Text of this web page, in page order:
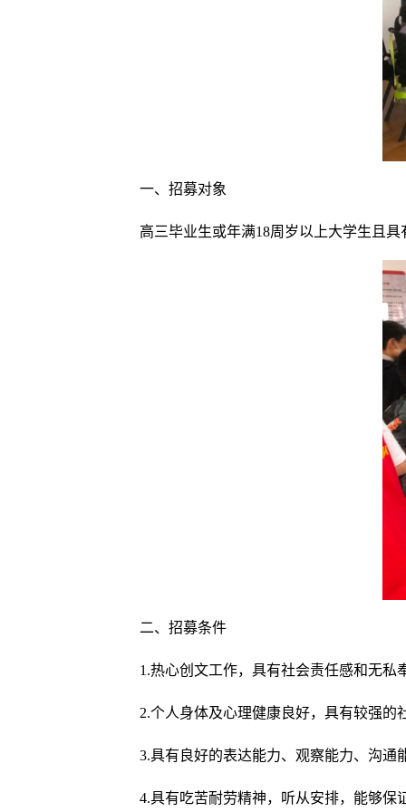
一、招募对象
高三毕业生或年满18周岁以上大学生且
二、招募条件
1.热心创文工作，具有社会责任感和无私
2.个人身体及心理健康良好，具有较强
3.具有良好的表达能力、观察能力、沟
4.具有吃苦耐劳精神，听从安排，能够保